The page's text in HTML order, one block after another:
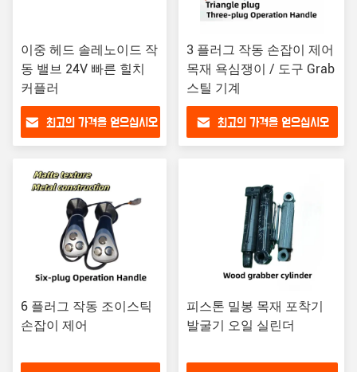
이중 헤드 솔레노이드 작
동 밸브 24V 빠른 힐치
커플러
최고의 가격을 얻으십시오
3 플러그 작동 손잡이 제어
목재 욕심쟁이 / 도구 Grab
스틸 기계
최고의 가격을 얻으십시오
6 플러그 작동 조이스틱
손잡이 제어
피스톤 밀봉 목재 포착기
발굴기 오일 실린더